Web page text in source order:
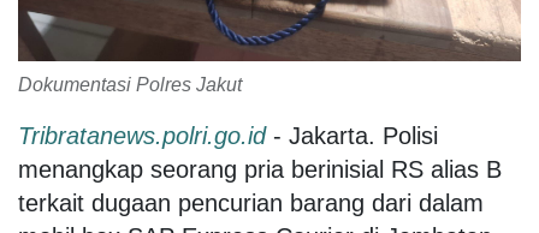
Dokumentasi Polres Jakut
Tribratanews.polri.go.id- Jakarta. Polisi
menangkap seorang pria berinisial RS alias B
terkait dugaan pencurian barang dari dalam